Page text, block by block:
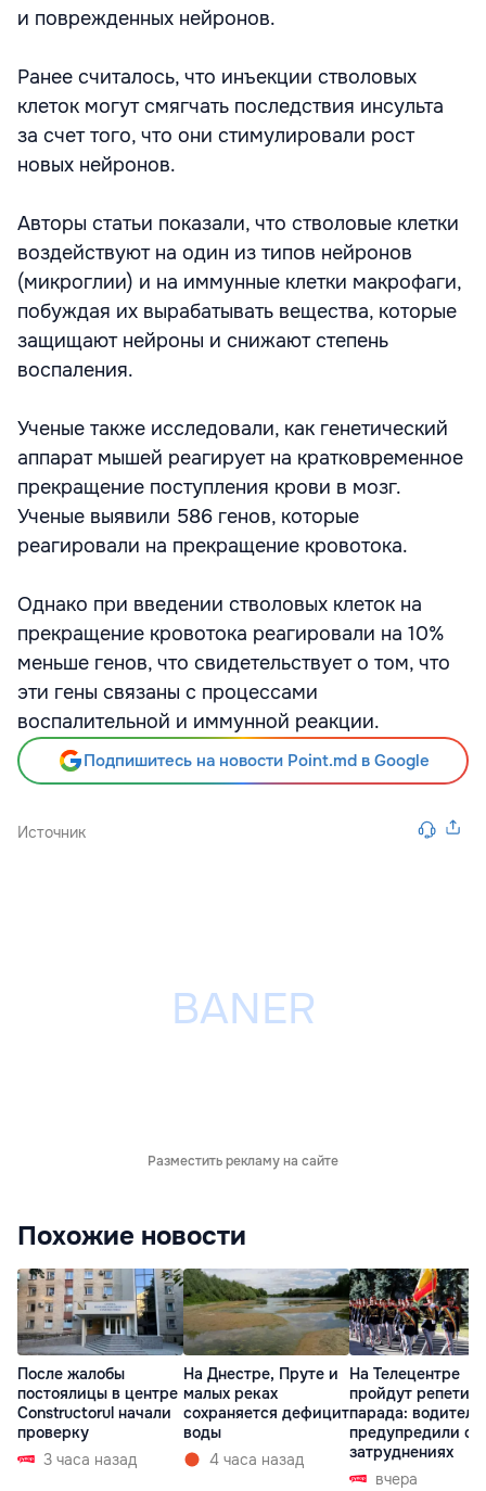
и поврежденных нейронов.
Ранее считалось, что инъекции стволовых
клеток могут смягчать последствия инсульта
за счет того, что они стимулировали рост
новых нейронов.
Авторы статьи показали, что стволовые клетки
воздействуют на один из типов нейронов
(микроглии) и на иммунные клетки макрофаги,
побуждая их вырабатывать вещества, которые
защищают нейроны и снижают степень
воспаления.
Ученые также исследовали, как генетический
аппарат мышей реагирует на кратковременное
прекращение поступления крови в мозг.
Ученые выявили 586 генов, которые
реагировали на прекращение кровотока.
Однако при введении стволовых клеток на
прекращение кровотока реагировали на 10%
меньше генов, что свидетельствует о том, что
эти гены связаны с процессами
воспалительной и иммунной реакции.
Подпишитесь на новости Point.md в Google
Источник
Разместить рекламу на сайте
Похожие новости
После жалобы
постоялицы в центре
Constructorul начали
проверку
3 часа назад
На Днестре, Пруте и
малых реках
сохраняется дефицит
воды
4 часа назад
На Телецентре
пройдут
парада:
предупредили о
затруднениях
вчера